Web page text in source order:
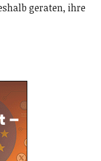
geraten, ihre